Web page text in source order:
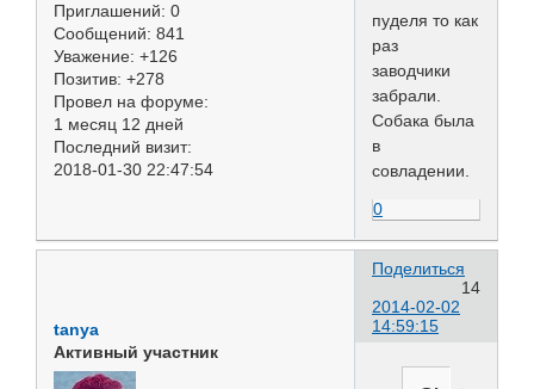
Приглашений: 0
Сообщений: 841
Уважение: +126
Позитив: +278
Провел на форуме:
1 месяц 12 дней
Последний визит:
2018-01-30 22:47:54
пуделя то как
раз
заводчики
забрали.
Собака была
в
совладении.
0
Поделиться
14
2014-02-02
14:59:15
tanya
Активный участник